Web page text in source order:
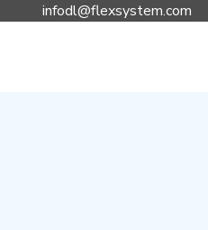
infodl@flexsystem.com